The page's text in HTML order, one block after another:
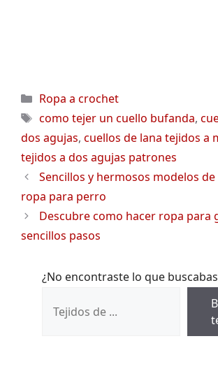
Categorías
Ropa a crochet
Etiquetas
como tejer un cuello bufanda,
dos agujas, cuellos de lana tejidos a
tejidos a dos agujas patrones
Sencillos y hermosos modelos
ropa para perro
Descubre como hacer ropa para
sencillos pasos
¿No encontraste lo que